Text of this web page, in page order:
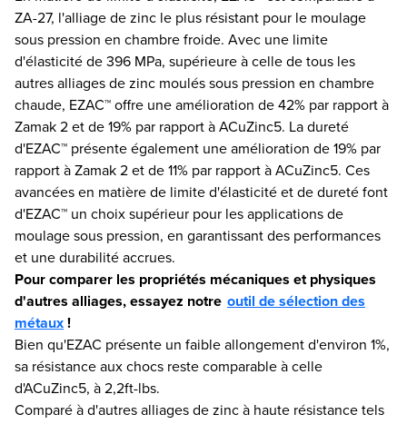
ZA-27, l'alliage de zinc le plus résistant pour le moulage
sous pression en chambre froide. Avec une limite
d'élasticité de 396 MPa, supérieure à celle de tous les
autres alliages de zinc moulés sous pression en chambre
chaude, EZAC™ offre une amélioration de 42% par rapport à
Zamak 2 et de 19% par rapport à ACuZinc5. La dureté
d'EZAC™ présente également une amélioration de 19% par
rapport à Zamak 2 et de 11% par rapport à ACuZinc5. Ces
avancées en matière de limite d'élasticité et de dureté font
d'EZAC™ un choix supérieur pour les applications de
moulage sous pression, en garantissant des performances
et une durabilité accrues.
Pour comparer les propriétés mécaniques et physiques
d'autres alliages, essayez notre outil de sélection des
métaux!
Bien qu'EZAC présente un faible allongement d'environ 1%,
sa résistance aux chocs reste comparable à celle
d'ACuZinc5, à 2,2ft-lbs.
Comparé à d'autres alliages de zinc à haute résistance tels